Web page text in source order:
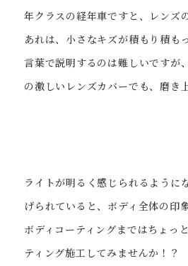
年クラスの経年車ですと、レンズ
あれは、小さなキズが積もり積も
言葉で説明するのは難しいですが
の激しいレンズカバーでも、磨き
ライトが明るく感じられるように
げられていると、ボディ全体の印
ボディコーティングまではちょ
ティング施工してみませんか！？